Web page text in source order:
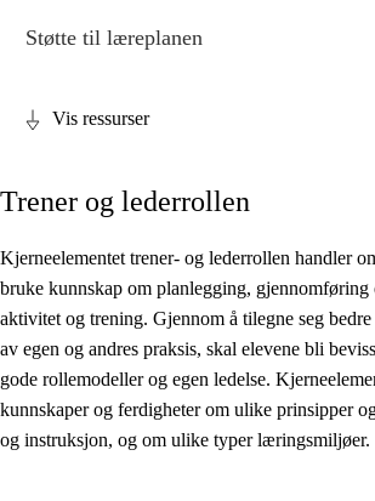
Kjerneelementer
Tverrfaglige temaer
Grunnleggende ferdigheter
Støtte til læreplanen
Vis ressurser
Trener og lederrollen
Kjerneelementet trener- og lederrollen handler
bruke kunnskap om planlegging, gjennomføring
aktivitet og trening. Gjennom å tilegne seg
av egen og andres praksis, skal elevene bli
gode rollemodeller og egen ledelse.
kunnskaper og ferdigheter om ulike prinsipper
og instruksjon, og om ulike typer læringsmiljøer.